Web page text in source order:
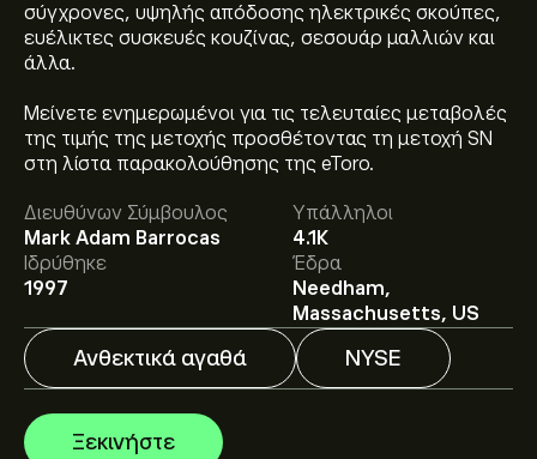
σύγχρονες, υψηλής απόδοσης ηλεκτρικές σκούπες,
ευέλικτες συσκευές κουζίνας, σεσουάρ μαλλιών και
άλλα.
Μείνετε ενημερωμένοι για τις τελευταίες μεταβολές
της τιμής της μετοχής προσθέτοντας τη μετοχή SN
στη λίστα παρακολούθησης της eToro.
Διευθύνων Σύμβουλος
Mark Adam Barrocas
Υπάλληλοι
4.1K
Ιδρύθηκε
1997
Έδρα
Needham,
Massachusetts, US
Ανθεκτικά αγαθά NYSE
Ξεκινήστε
Η τρέχουσα τιμή του SN είναι 185.52‎$‎.
Η μέση τιμή-στόχος για το Sharkninja Inc είναι
200.00‎$‎.
στο eToro για αναλυτικές
προβλέψεις και τιμές-στόχους από αναλυτές.
Οι αναλυτές προσφέρουν προβλέψεις για το
Sharkninja Inc με βάση τις τάσεις της αγοράς, τις
οικονομικές αναφορές και την αναμενόμενη
ανάπτυξη. Δείτε την πιο πρόσφατη πρόβλεψη για τις